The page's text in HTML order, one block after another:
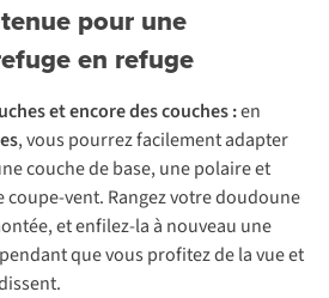
pour une
en refuge
et encore des couches :en
, vous pourrez facilement adapter
couche de base, une polaire et
coupe-vent. Rangez votre doudoune
et enfilez-la à nouveau une
que vous profitez de la vue et